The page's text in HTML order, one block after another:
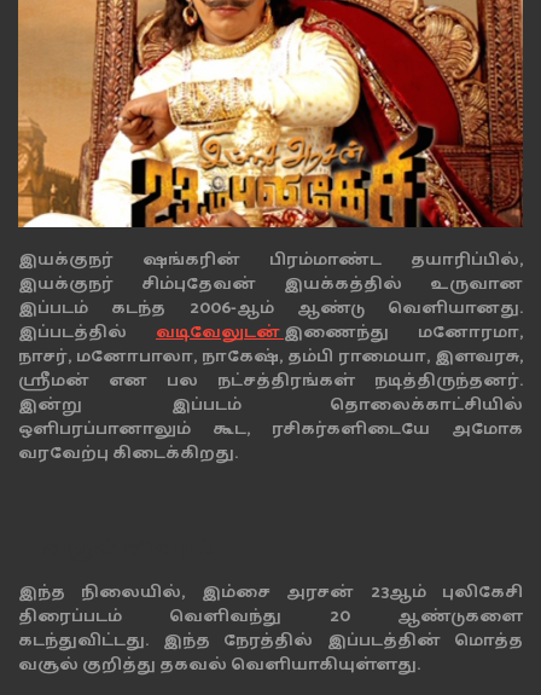
இயக்குநர் ஷங்கரின் பிரம்மாண்ட தயாரிப்பில்,
இயக்குநர் சிம்புதேவன் இயக்கத்தில் உருவான
இப்படம் கடந்த 2006-ஆம் ஆண்டு வெளியானது.
இப்படத்தில் வடிவேலுடன்இணைந்து மனோரமா,
நாசர், மனோபாலா, நாகேஷ், தம்பி ராமையா, இளவரசு,
ஸ்ரீமன் என பல நட்சத்திரங்கள் நடித்திருந்தனர்.
இன்று இப்படம் தொலைக்காட்சியில்
ஒளிபரப்பானாலும் கூட, ரசிகர்களிடையே அமோக
வரவேற்பு கிடைக்கிறது.
இந்த நிலையில், இம்சை அரசன் 23ஆம் புலிகேசி
திரைப்படம் வெளிவந்து 20 ஆண்டுகளை
கடந்துவிட்டது. இந்த நேரத்தில் இப்படத்தின் மொத்த
வசூல் குறித்து தகவல் வெளியாகியுள்ளது.